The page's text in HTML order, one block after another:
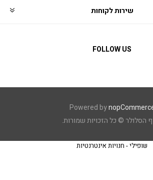
שירות לקוחות
FOLLOW US
Powered by
הסלולר © כל הזכויות שמורות.
שופילי - חנויות אינטרנטיות